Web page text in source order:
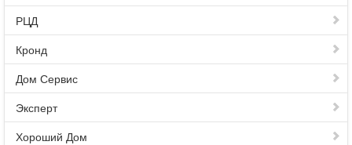
РЦД
Кронд
Дом Сервис
Эксперт
Хороший Дом